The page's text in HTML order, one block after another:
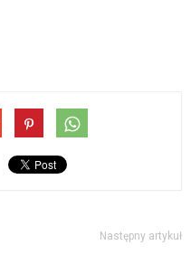
Następny artykuł